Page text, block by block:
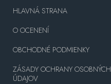
HLAVNÁ STRANA
O OCENENÍ
OBCHODNÉ PODMIENKY
ZÁSADY OCHRANY OSOBNÝCH
ÚDAJOV